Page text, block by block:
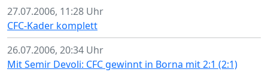
27.07.2006, 11:28 Uhr
CFC-Kader komplett
26.07.2006, 20:34 Uhr
Mit Semir Devoli: CFC gewinnt in Borna mit 2:1 (2:1)